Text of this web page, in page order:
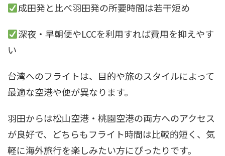
成田発と比べ羽田発の所要時間は若干短め
深夜・早朝便やLCCを利用すれば費用を抑えやす
い
台湾へのフライトは、目的や旅のスタイルによって
最適な空港や便が異なります。
羽田からは松山空港・桃園空港の両方へのアクセス
が良好で、どちらもフライト時間は比較的短く、気
軽に海外旅行を楽しみたい方にぴったりです。